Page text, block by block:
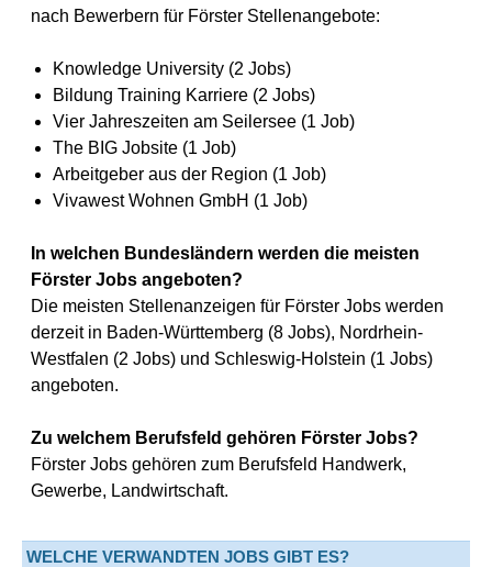
nach Bewerbern für Förster Stellenangebote:
Knowledge University (2 Jobs)
Bildung Training Karriere (2 Jobs)
Vier Jahreszeiten am Seilersee (1 Job)
The BIG Jobsite (1 Job)
Arbeitgeber aus der Region (1 Job)
Vivawest Wohnen GmbH (1 Job)
In welchen Bundesländern werden die meisten
Förster Jobs angeboten?
Die meisten Stellenanzeigen für Förster Jobs werden
derzeit in Baden-Württemberg (8 Jobs), Nordrhein-
Westfalen (2 Jobs) und Schleswig-Holstein (1 Jobs)
angeboten.
Zu welchem Berufsfeld gehören Förster Jobs?
Förster Jobs gehören zum Berufsfeld Handwerk,
Gewerbe, Landwirtschaft.
WELCHE VERWANDTEN JOBS GIBT ES?